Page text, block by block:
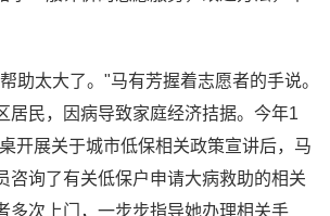
助太大了。"马有芳握着志愿者的手说。
居民，因病导致家庭经济拮据。今年1
开展关于城市低保相关政策宣讲后，马
咨询了有关低保户申请大病救助的相关
多次上门，一步步指导她办理相关手